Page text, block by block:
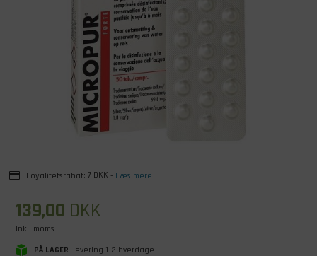
Loyalitetsrabat: 7 DKK - Læs mere
139,00 DKK
Inkl. moms
PÅ LAGER levering 1-2 hverdage